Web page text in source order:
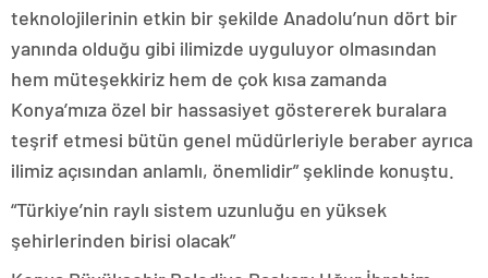
teknolojilerinin etkin bir şekilde Anadolu’nun dört bir
yanında olduğu gibi ilimizde uyguluyor olmasından
hem müteşekkiriz hem de çok kısa zamanda
Konya’mıza özel bir hassasiyet göstererek buralara
teşrif etmesi bütün genel müdürleriyle beraber ayrıca
ilimiz açısından anlamlı, önemlidir” şeklinde konuştu.
“Türkiye’nin raylı sistem uzunluğu en yüksek
şehirlerinden birisi olacak”